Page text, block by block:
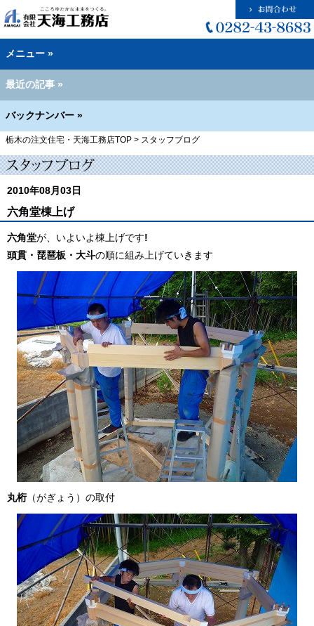
メニュー »
最近の記事 »
バックナンバー »
栃木の注文住宅・天海工務店TOP > スタッフブログ
2010年08月03日
六角堂棟上げ
六角堂が、いよいよ棟上げです!
頭貫・琵琶板・大斗の順に組み上げていきます
丸桁（がぎょう）の取付